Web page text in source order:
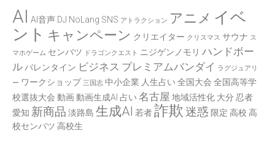
AI AI音声 DJ NoLang SNS アトラクション アニメ イベ
ント キャンペーン クリエイター クリスマス サウナ ス
マホゲーム センバツ ドラゴンクエスト ニジゲンノモリ ハンドボー
ルバレンタイン ビジネス プレミアムバンダイ ラグジュアリ
ー ワークショップ 三国志 中小企業 人生占い 全国大会 全国高等学
校選抜大会 動画動画生成AI 占い 名古屋 地域活性化 大分 忍者
愛知 新商品 淡路島 生成AI 若者詐欺 迷惑 限定 高校 高
校センバツ 高校生